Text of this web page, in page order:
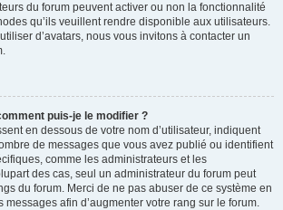
du forum peuvent activer ou non la fonctionnalité
qu’ils veuillent rendre disponible aux utilisateurs.
d’avatars, nous vous invitons à contacter un
puis-je le modifier ?
en dessous de votre nom d’utilisateur, indiquent
de messages que vous avez publié ou identifient
comme les administrateurs et les
des cas, seul un administrateur du forum peut
du forum. Merci de ne pas abuser de ce système en
afin d’augmenter votre rang sur le forum.